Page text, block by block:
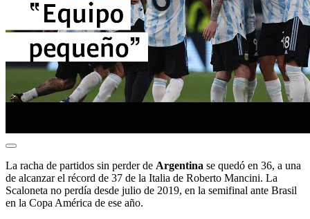
La racha de partidos sin perder de Argentina se quedó en 36, a una
de alcanzar el récord de 37 de la Italia de Roberto Mancini. La
Scaloneta no perdía desde julio de 2019, en la semifinal ante Brasil
en la Copa América de ese año.